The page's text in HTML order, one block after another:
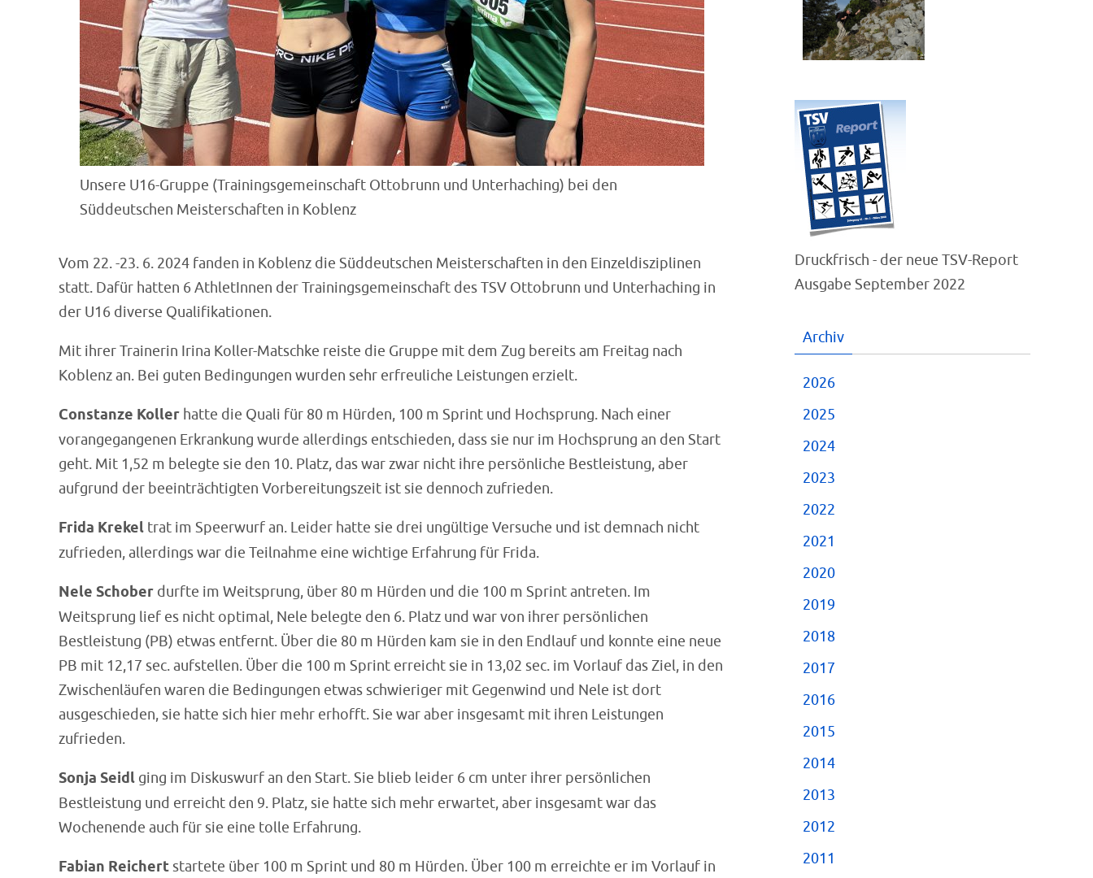
Unsere U16-Gruppe (Trainingsgemeinschaft Ottobrunn und Unterhaching) bei den
Süddeutschen Meisterschaften in Koblenz
Vom 22. -23. 6. 2024 fanden in Koblenz die Süddeutschen Meisterschaften in den Einzeldisziplinen
statt. Dafür hatten 6 AthletInnen der Trainingsgemeinschaft des TSV Ottobrunn und Unterhaching in
der U16 diverse Qualifikationen.
Mit ihrer Trainerin Irina Koller-Matschke reiste die Gruppe mit dem Zug bereits am Freitag nach
Koblenz an. Bei guten Bedingungen wurden sehr erfreuliche Leistungen erzielt.
Constanze Koller hatte die Quali für 80 m Hürden, 100 m Sprint und Hochsprung. Nach einer
vorangegangenen Erkrankung wurde allerdings entschieden, dass sie nur im Hochsprung an den Start
geht. Mit 1,52 m belegte sie den 10. Platz, das war zwar nicht ihre persönliche Bestleistung, aber
aufgrund der beeinträchtigten Vorbereitungszeit ist sie dennoch zufrieden.
Frida Krekel trat im Speerwurf an. Leider hatte sie drei ungültige Versuche und ist demnach nicht
zufrieden, allerdings war die Teilnahme eine wichtige Erfahrung für Frida.
Nele Schober durfte im Weitsprung, über 80 m Hürden und die 100 m Sprint antreten. Im
Weitsprung lief es nicht optimal, Nele belegte den 6. Platz und war von ihrer persönlichen
Bestleistung (PB) etwas entfernt. Über die 80 m Hürden kam sie in den Endlauf und konnte eine neue
PB mit 12,17 sec. aufstellen. Über die 100 m Sprint erreicht sie in 13,02 sec. im Vorlauf das Ziel, in den
Zwischenläufen waren die Bedingungen etwas schwieriger mit Gegenwind und Nele ist dort
ausgeschieden, sie hatte sich hier mehr erhofft. Sie war aber insgesamt mit ihren Leistungen
zufrieden.
Sonja Seidl ging im Diskuswurf an den Start. Sie blieb leider 6 cm unter ihrer persönlichen
Bestleistung und erreicht den 9. Platz, sie hatte sich mehr erwartet, aber insgesamt war das
Wochenende auch für sie eine tolle Erfahrung.
Fabian Reichertstartete über 100 m Sprint und 80 m Hürden. Über 100 m erreichte er im Vorlauf in
Druckfrisch - der neue TSV-Report
Ausgabe September 2022
Archiv
2026
2025
2024
2023
2022
2021
2020
2019
2018
2017
2016
2015
2014
2013
2012
2011